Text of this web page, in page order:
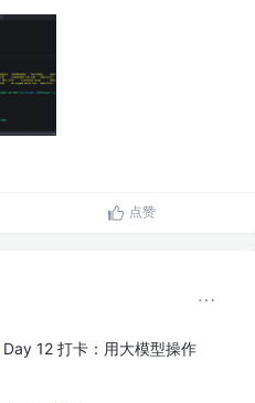
点赞
Day 12 打卡：用大模型操作